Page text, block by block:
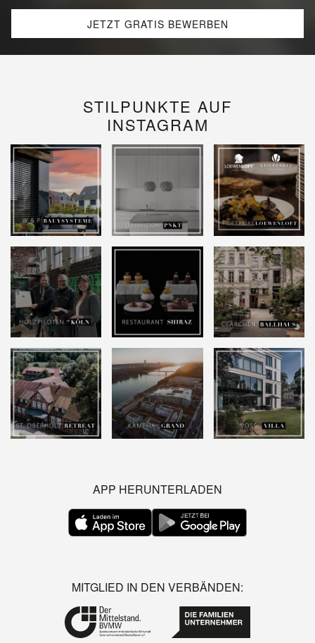
JETZT GRATIS BEWERBEN
STILPUNKTE AUF
INSTAGRAM
APP HERUNTERLADEN
MITGLIED IN DEN VERBÄNDEN: